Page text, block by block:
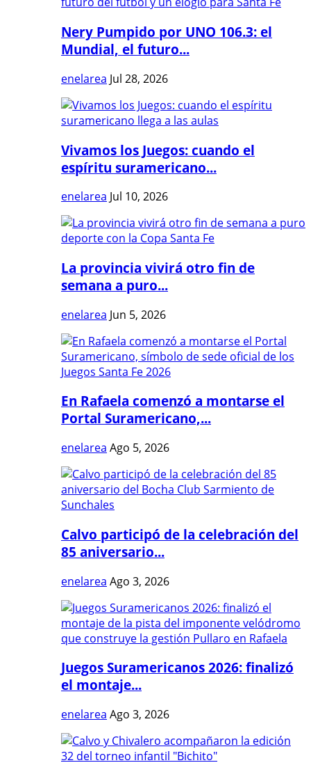
Nery Pumpido por UNO 106.3: el
Mundial, el futuro...
enelarea Jul 28, 2026
Vivamos los Juegos: cuando el
espíritu suramericano...
enelarea Jul 10, 2026
La provincia vivirá otro fin de
semana a puro...
enelarea Jun 5, 2026
En Rafaela comenzó a montarse el
Portal Suramericano,...
enelarea Ago 5, 2026
Calvo participó de la celebración del
85 aniversario...
enelarea Ago 3, 2026
Juegos Suramericanos 2026: finalizó
el montaje...
enelarea Ago 3, 2026